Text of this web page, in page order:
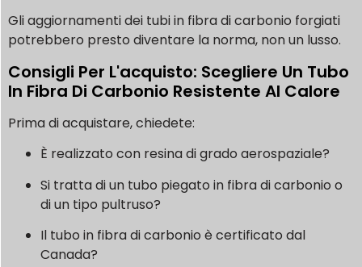
Gli aggiornamenti dei tubi in fibra di carbonio forgiati
potrebbero presto diventare la norma, non un lusso.
Consigli Per L'acquisto: Scegliere Un Tubo
In Fibra Di Carbonio Resistente Al Calore
Prima di acquistare, chiedete:
È realizzato con resina di grado aerospaziale?
Si tratta di un tubo piegato in fibra di carbonio o
di un tipo pultruso?
Il tubo in fibra di carbonio è certificato dal
Canada?